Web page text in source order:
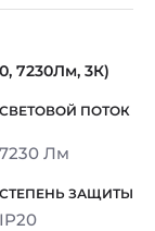
7230Лм, 3К)
7230 Лм
IP20